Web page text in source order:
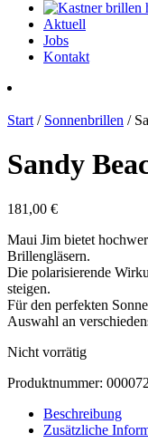
Aktuell
Jobs
Kontakt
Start / Sonnenbrillen /
Sandy
181,00 €
Maui Jim bietet
Brillengläsern.
Die polarisierende
steigen.
Für den perfekten
Auswahl an
Nicht vorrätig
Produktnummer:
Beschreibung
Zusätzliche